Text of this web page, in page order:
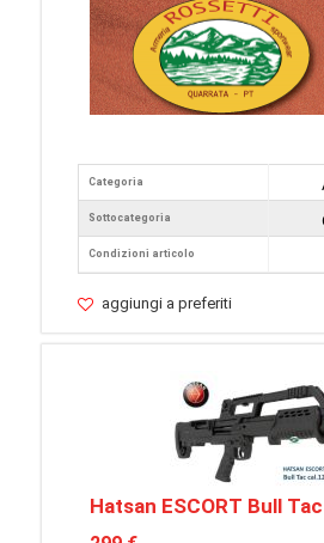
Categoria
Sottocategoria
Condizioni articolo
aggiungi a preferiti
Hatsan ESCORT Bull